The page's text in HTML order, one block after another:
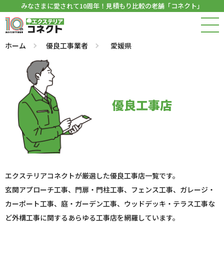
みなさまに愛されて10周年！見積もり比較の老舗「コネクト」
ホーム 優良工事業者 愛媛県
優良工事店
エクステリアコネクトが厳選した優良工事店一覧です。
玄関アプローチ工事、門扉・門柱工事、フェンス工事、ガレージ・
カーポート工事、庭・ガーデン工事、ウッドデッキ・テラス工事な
ど外構工事に関するあらゆる工事店を網羅しています。